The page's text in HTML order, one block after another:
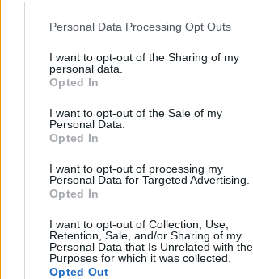
Please note that this website/app uses one
not limited to your visit or usage behaviour.
grant or deny consent to Google and its
use your data for below specified purposes
consent section.
Personal Data Processing Opt Outs
I want to opt-out of the Sharing of my
personal data.
Opted In
I want to opt-out of the Sale of my
Personal Data.
Opted In
I want to opt-out of processing my
Personal Data for Targeted Advertising.
Opted In
I want to opt-out of Collection, Use,
Retention, Sale, and/or Sharing of my
Personal Data that Is Unrelated with the
Purposes for which it was collected.
Opted Out
infinito en un junco»
4 noviembre, 2020
Escenario de impacto
asteroide Apophis en
Elecciones EEUU: el
Noviembre 2020 se
19 octubre, 2020
Orión: la esperanza de
para volver a la Luna
18 abril, 2020